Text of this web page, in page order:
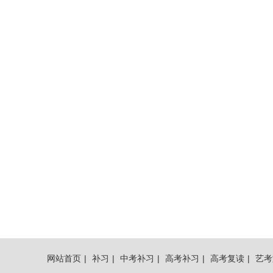
网站首页 | 补习 | 中考补习 | 高考补习 | 高考复读 | 艺